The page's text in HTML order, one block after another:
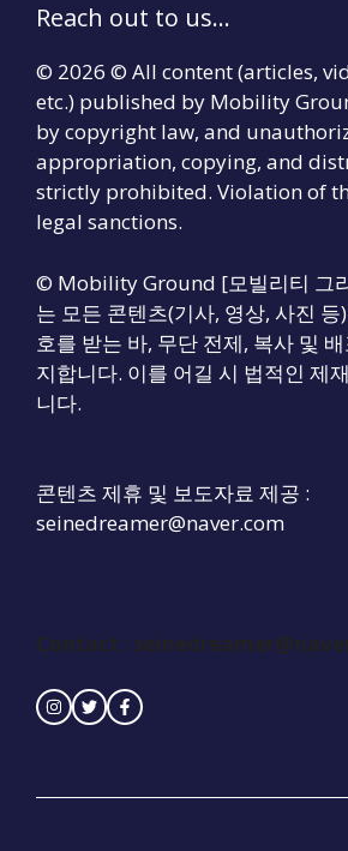
Reach out to us...
© 2026 © All content (articles,
etc.) published by Mobility
by copyright law, and
appropriation, copying, and
strictly prohibited. Violation of
legal sanctions.
© Mobility Ground [모빌리티 그
는 모든 콘텐츠(기사, 영상, 사진
호를 받는 바, 무단 전제, 복사 및
지합니다. 이를 어길 시 법적인 제
니다.
콘텐츠 제휴 및 보도자료 제공 :
seinedreamer@naver.com
Contact :